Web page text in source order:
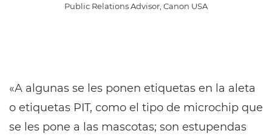
Public Relations Advisor, Canon USA
«A algunas se les ponen etiquetas en la aleta
o etiquetas PIT, como el tipo de microchip que
se les pone a las mascotas; son estupendas